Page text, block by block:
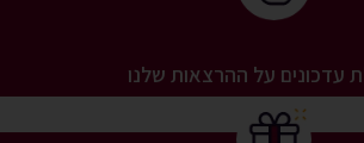
עדכונים על ההרצאות שלנו